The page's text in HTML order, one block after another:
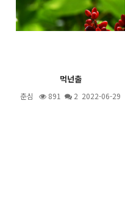
먹넌출
춘심 891 2 2022-06-29